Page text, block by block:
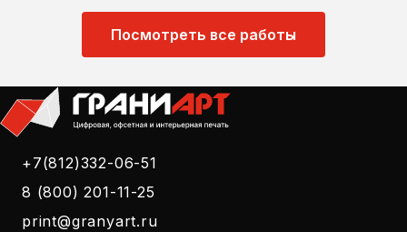
Посмотреть все работы
+7(812)332-06-51
8 (800) 201-11-25
print@granyart.ru